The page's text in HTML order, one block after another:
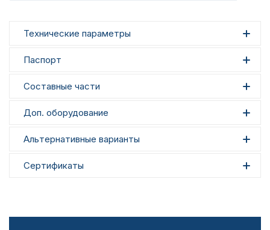
Технические параметры
Паспорт
Составные части
Доп. оборудование
Альтернативные варианты
Сертификаты